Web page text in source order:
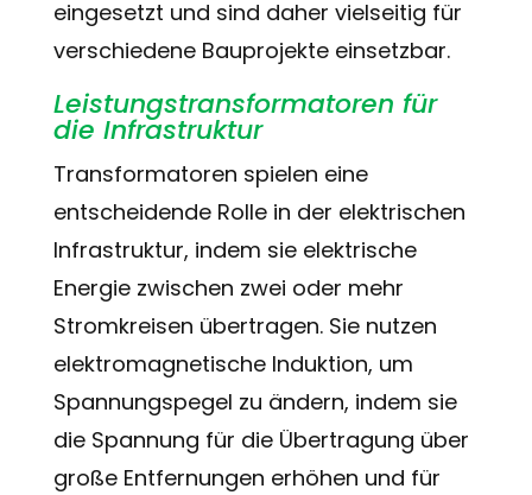
eingesetzt und sind daher vielseitig für
verschiedene Bauprojekte einsetzbar.
Leistungstransformatoren für
die Infrastruktur
Transformatoren spielen eine
entscheidende Rolle in der elektrischen
Infrastruktur, indem sie elektrische
Energie zwischen zwei oder mehr
Stromkreisen übertragen. Sie nutzen
elektromagnetische Induktion, um
Spannungspegel zu ändern, indem sie
die Spannung für die Übertragung über
große Entfernungen erhöhen und für